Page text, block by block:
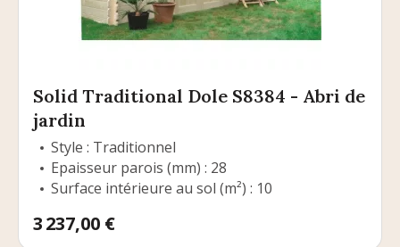
Solid Traditional Dole S8384 - Abri de
jardin
Style : Traditionnel
Epaisseur parois (mm) : 28
Surface intérieure au sol (m²) : 10
Prix
3 237,00 €